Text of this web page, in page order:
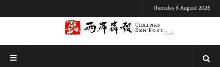
Thursday 6 August 2026